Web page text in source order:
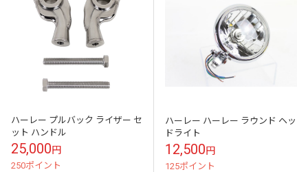
ハーレー プルバック ライザー セ
ット ハンドル
25,000円
250ポイント
ハーレー ハーレー ラウンド ヘッ
ドライト
12,500円
125ポイント